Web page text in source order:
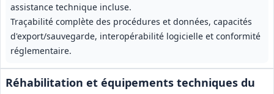
assistance technique incluse.
Traçabilité complète des procédures et données, capacités
d'export/sauvegarde, interopérabilité logicielle et conformité
réglementaire.
Réhabilitation et équipements techniques du